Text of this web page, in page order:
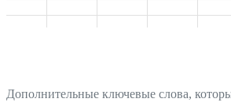
Дополнительные ключевые слова,